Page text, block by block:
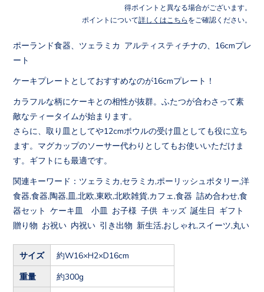
得ポイントと異なる場合がございます。
ポイントについて詳しくはこちら をご確認ください。
ポーランド食器、ツェラミカ アルティスティチナの、16cmプレ
ート
ケーキプレートとしておすすめなのが16cmプレート！
カラフルな柄にケーキとの相性が抜群。ふたつが合わさって素
敵なティータイムが始まります。
さらに、取り皿としてや12cmボウルの受け皿としても役に立ち
ます。マグカップのソーサー代わりとしてもお使いいただけま
す。ギフトにも最適です。
関連キーワード：ツェラミカ,セラミカ,ポーリッシュポタリー,洋
食器,食器,陶器,皿,北欧,東欧,北欧雑貨,カフェ,食器 詰め合わせ,食
器セット ケーキ皿 小皿 お子様 子供 キッズ 誕生日 ギフト
贈り物 お祝い 内祝い 引き出物 新生活,おしゃれ,スイーツ,丸い
サイズ 約W16×H2×D16cm
重量 約300g